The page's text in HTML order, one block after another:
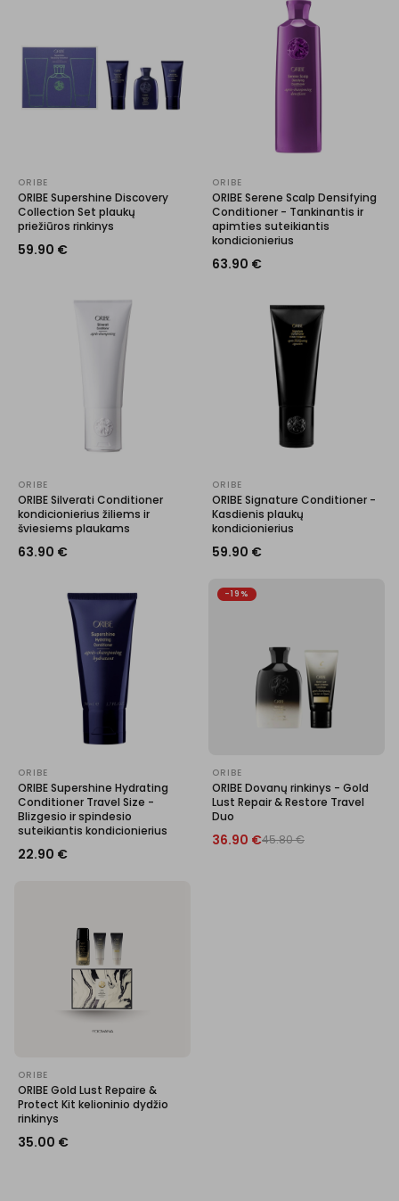
ORIBE
ORIBE Supershine Discovery
Collection Set plaukų
priežiūros rinkinys
59.90 €
ORIBE
ORIBE Serene Scalp Densifying
Conditioner - Tankinantis ir
apimties suteikiantis
kondicionierius
63.90 €
ORIBE
ORIBE Silverati Conditioner
kondicionierius žiliems ir
šviesiems plaukams
63.90 €
ORIBE
ORIBE Signature Conditioner -
Kasdienis plaukų
kondicionierius
59.90 €
ORIBE
ORIBE Supershine Hydrating
Conditioner Travel Size -
Blizgesio ir spindesio
suteikiantis kondicionierius
22.90 €
-19%
ORIBE
ORIBE Dovanų rinkinys - Gold
Lust Repair & Restore Travel
Duo
36.90 €45.80€
ORIBE
ORIBE Gold Lust Repaire &
Protect Kit kelioninio dydžio
rinkinys
35.00 €